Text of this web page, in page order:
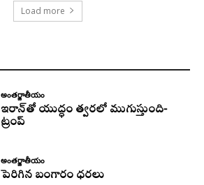
Load more
అంతర్జాతీయం
ఇరాన్‌తో యుద్ధం త్వరలో ముగుస్తుంది-
ట్రంప్‌
అంతర్జాతీయం
పెరిగిన బంగారం ధరలు